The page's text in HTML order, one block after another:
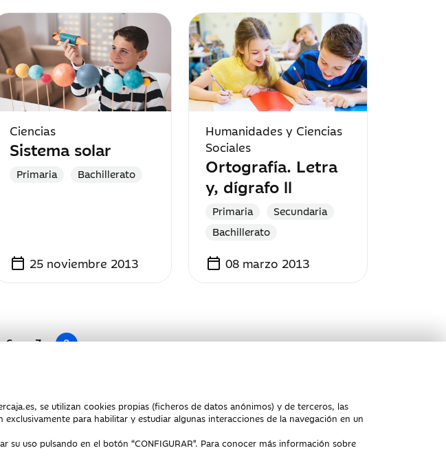
se utilizan cookies propias (ficheros de datos anónimos) y de terceros, las
para habilitar y estudiar algunas interacciones de la navegación en un
su uso pulsando en el botón “CONFIGURAR". Para conocer más información sobre
Ciencias
Sistema solar
Primaria Bachillerato
calendar_today 25 noviembre 2013
Humanidades y Ciencias
Sociales
Ortografía. Letra
y, dígrafo ll
Primaria
Secundaria
Bachillerato
calendar_today 08 marzo 2013
6 7 8